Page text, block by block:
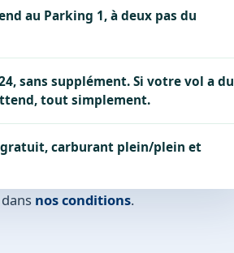
au Parking 1, à deux pas du
sans supplément. Si votre vol a du
tout simplement.
carburant plein/plein et
nos conditions.